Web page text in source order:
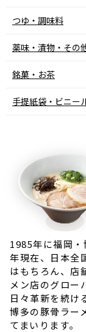
つゆ・調味料
薬味・漬物・その
銘菓・お茶
手提紙袋・ビニー
1985年に福岡
年現在、日本全
はもちろん、店
メン店のグロー
日々革新を続け
博多の豚骨ラー
てまいります。